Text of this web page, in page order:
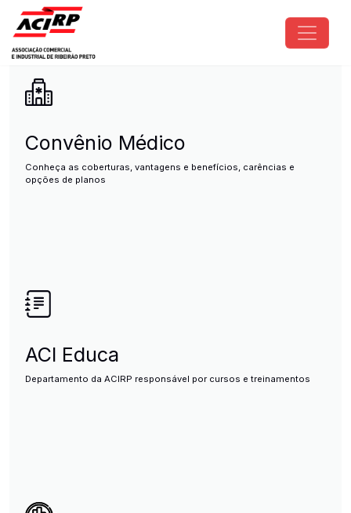
Pular para o conteúdo principal
ACIRP - Associação Comercial
Convênio Médico
Conheça as coberturas, vantagens e benefícios, carências e
opções de planos
ACI Educa
Departamento da ACIRP responsável por cursos e treinamentos